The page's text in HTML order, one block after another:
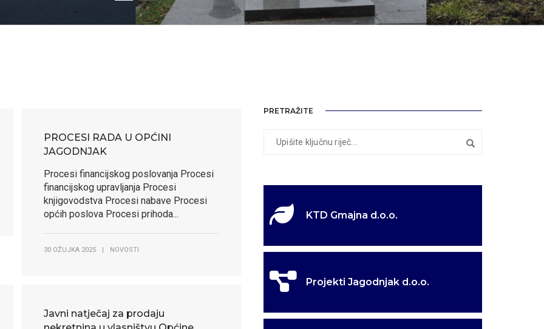
PROCESI RADA U OPĆINI
JAGODNJAK
Procesi financijskog poslovanja Procesi
financijskog upravljanja Procesi
knjigovodstva Procesi nabave Procesi
općih poslova Procesi prihoda...
30 OŽUJKA 2025 NOVOSTI
Javni natječaj za prodaju
PRETRAŽITE
KTD Gmajna d.o.o.
Projekti Jagodnjak d.o.o.